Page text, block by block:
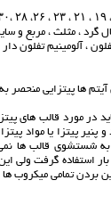
گرد ، مثلث ، مربع و
، آلومینیم تفلون دار
ها پیتزایی منحصر
در مورد قالب های
و پنیر پیتزا یا مواد
شستشوی قالب ها
گرفت ولی
بردن تمامی میکروب